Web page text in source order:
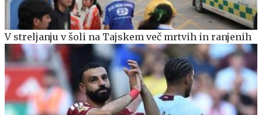
V streljanju v šoli na Tajskem več mrtvih in ranjenih